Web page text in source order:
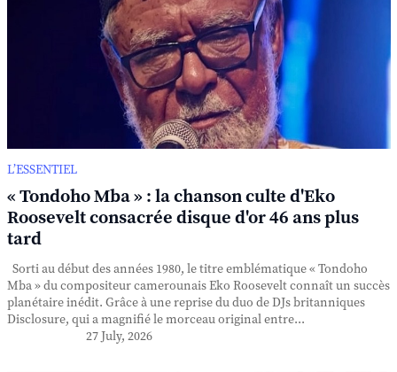
L’ESSENTIEL
« Tondoho Mba » : la chanson culte d'Eko
Roosevelt consacrée disque d'or 46 ans plus
tard
Sorti au début des années 1980, le titre emblématique « Tondoho
Mba » du compositeur camerounais Eko Roosevelt connaît un succès
planétaire inédit. Grâce à une reprise du duo de DJs britanniques
Disclosure, qui a magnifié le morceau original entre...
27 July, 2026